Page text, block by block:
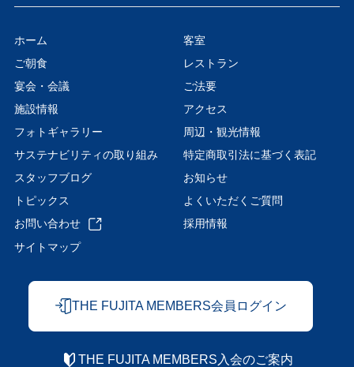
ホーム
客室
ご朝食
レストラン
宴会・会議
ご法要
施設情報
アクセス
フォトギャラリー
周辺・観光情報
サステナビリティの取り組み
特定商取引法に基づく表記
スタッフブログ
お知らせ
トピックス
よくいただくご質問
お問い合わせ
採用情報
サイトマップ
THE FUJITA MEMBERS会員ログイン
THE FUJITA MEMBERS入会のご案内